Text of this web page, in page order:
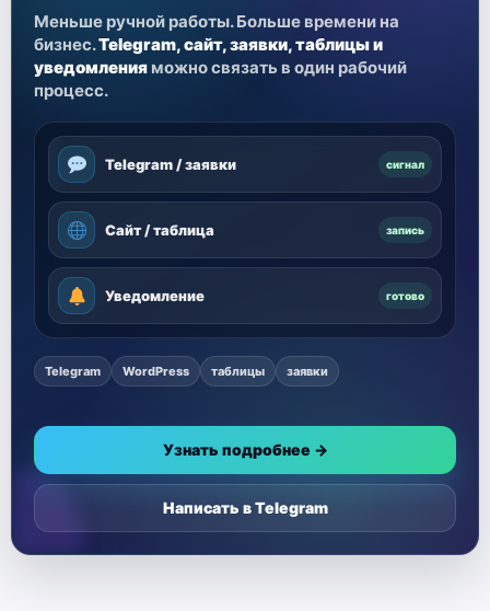
Меньше ручной работы. Больше времени на
бизнес.Telegram, сайт, заявки, таблицы и
уведомления можно связать в один рабочий
процесс.
Telegram / заявки сигнал
Сайт / таблица запись
Уведомление готово
Telegram WordPress таблицы заявки
Узнать подробнее →
Написать в Telegram